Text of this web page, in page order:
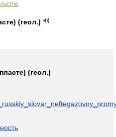
(геол.)
(геол.)